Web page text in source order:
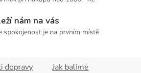
nám na vás
spokojenost je na prvním místě
dopravy
Jak balíme